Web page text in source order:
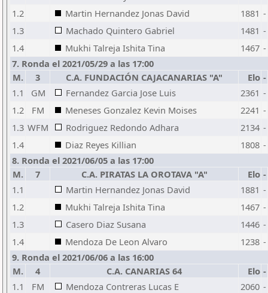
1.2
Martin Hernandez Jonas David 1881 -
1.3
Machado Quintero Gabriel 1481 -
1.4
Mukhi Talreja Ishita Tina 1467 -
7. Ronda el 2021/05/29 a las 17:00
M.
3 C.A. FUNDACIÓN CAJACANARIAS "A" Elo -
1.1
GM Fernandez Garcia Jose Luis 2361 -
1.2
FM Meneses Gonzalez Kevin Moises 2241 -
1.3 WFM Rodriguez Redondo Adhara 2134 -
1.4
Diaz Reyes Killian 1808 -
8. Ronda el 2021/06/05 a las 17:00
M.
7 C.A. PIRATAS LA OROTAVA "A" Elo -
1.1
Martin Hernandez Jonas David 1881 -
1.2
Mukhi Talreja Ishita Tina 1467 -
1.3
Casero Diaz Susana 1446 -
1.4
Mendoza De Leon Alvaro 1238 -
9. Ronda el 2021/06/06 a las 16:00
M.
4 C.A. CANARIAS 64 Elo -
1.1
FM Mendoza Contreras Lucas E 2060 -